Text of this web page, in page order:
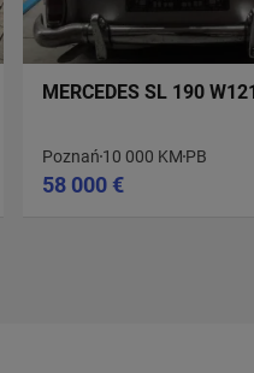
MERCEDES SL 190
Poznań 10 000 KM PB
58 000 €